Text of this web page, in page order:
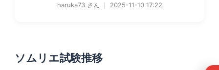
haruka73 さん ｜ 2025-11-10 17:22
ソムリエ試験推移